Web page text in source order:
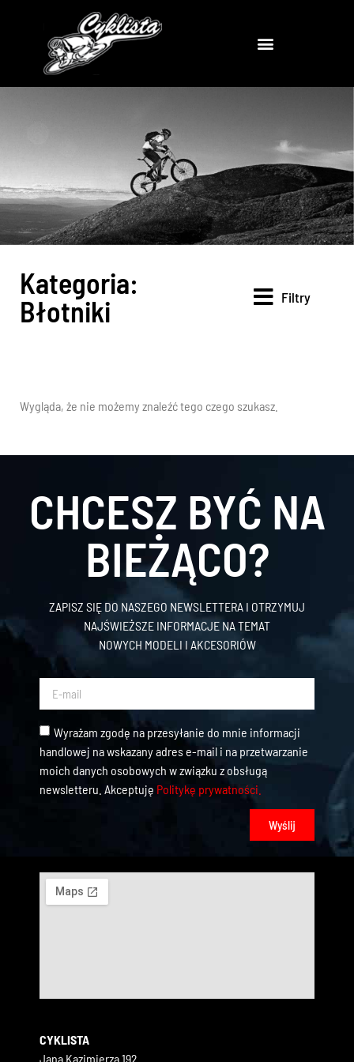
Kategoria:
Błotniki
Filtry
Wygląda, że nie możemy znaleźć tego czego szukasz.
CHCESZ BYĆ NA
BIEŻĄCO?
ZAPISZ SIĘ DO NASZEGO NEWSLETTERA I OTRZYMUJ
NAJŚWIEŻSZE INFORMACJE NA TEMAT
NOWYCH MODELI I AKCESORIÓW
Wyrażam zgodę na przesyłanie do mnie informacji
handlowej na wskazany adres e-mail i na przetwarzanie
moich danych osobowych w związku z obsługą
newsletteru. Akceptuję Politykę prywatności.
Wyślij
CYKLISTA
Jana Kazimierza 192